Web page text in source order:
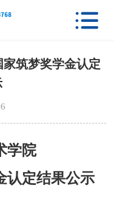

家筑梦奖学金认定
学院
认定结果公示